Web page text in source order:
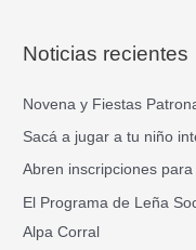
c
r
:
Noticias recientes
Novena y Fiestas
Sacá a jugar a tu niño
Abren inscripciones
El Programa de Leña
Alpa Corral